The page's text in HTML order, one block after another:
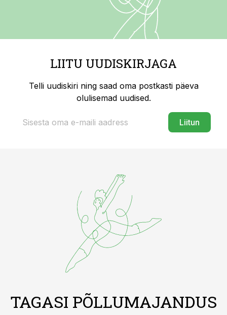
LIITU UUDISKIRJAGA
Telli uudiskiri ning saad oma postkasti päeva
olulisemad uudised.
Liitun
TAGASI PÕLLUMAJANDUS